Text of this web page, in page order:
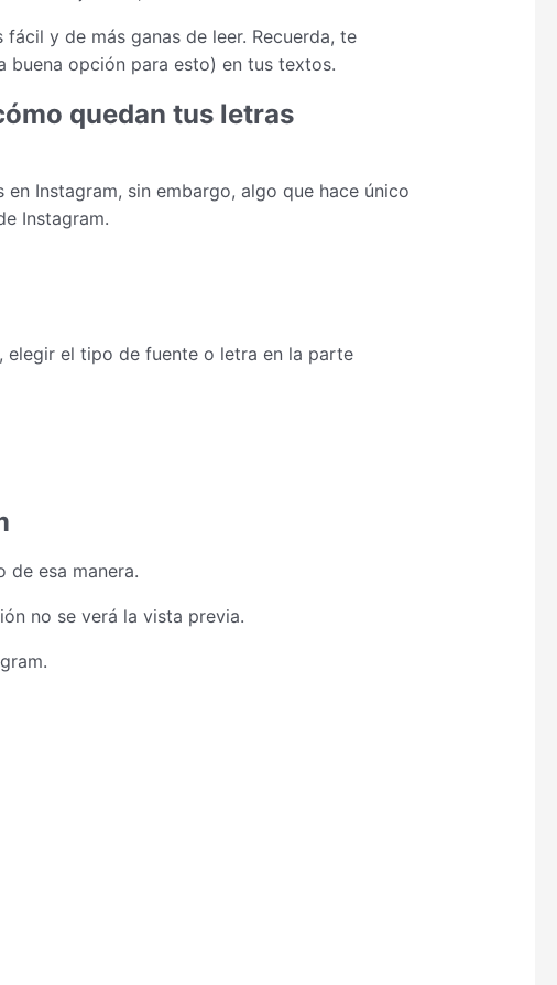
y de más ganas de leer. Recuerda, te
buena opción para esto) en tus textos.
quedan tus letras
Instagram, sin embargo, algo que hace único
Instagram.
el tipo de fuente o letra en la parte
de esa manera.
no se verá la vista previa.